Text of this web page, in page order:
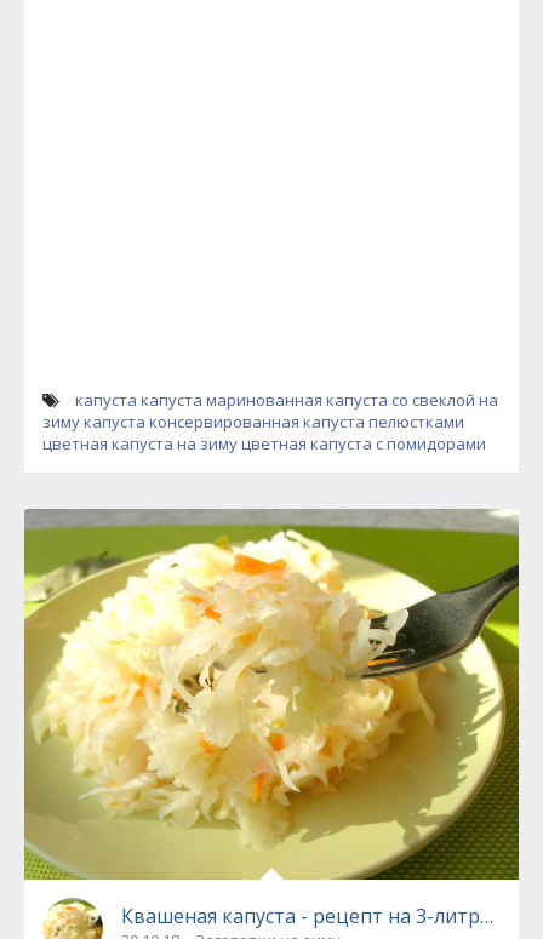
капуста капуста маринованная капуста со свеклой на
зимукапуста консервированная капуста пелюстками
цветная капуста на зимуцветная капуста с помидорами
Квашеная капуста - рецепт на 3-литровую